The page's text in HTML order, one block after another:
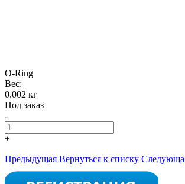
O-Ring
Вес:
0.002 кг
Под заказ
-
+
Предыдущая Вернуться к списку